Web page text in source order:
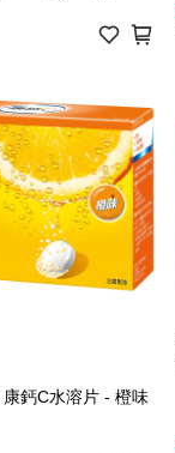
鈣C水溶片 - 橙味